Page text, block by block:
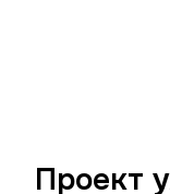
Проект